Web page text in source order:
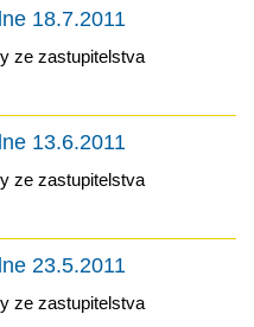
18.7.2011
ze zastupitelstva
13.6.2011
ze zastupitelstva
23.5.2011
ze zastupitelstva